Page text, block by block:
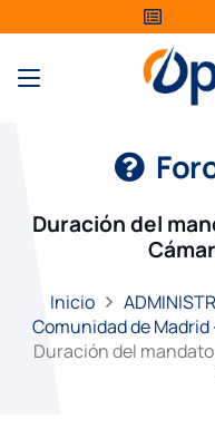
Duración del
Inicio
Comunidad de
Duración del